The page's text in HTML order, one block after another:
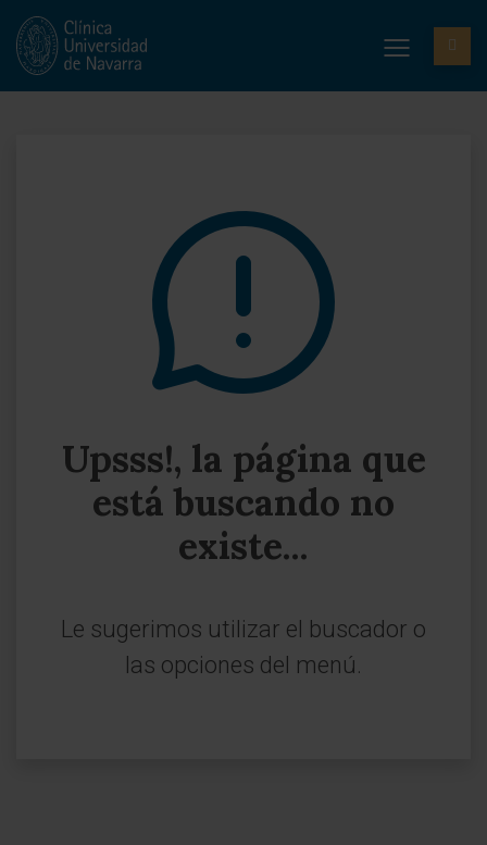
Upsss!, la página que
está buscando no
existe...
Le sugerimos utilizar el buscador o
las opciones del menú.